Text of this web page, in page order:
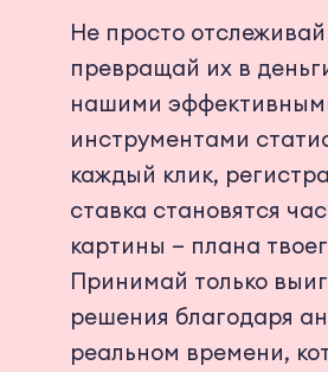
Не просто
превращай их в
нашими
инструментами
каждый клик,
ставка становятся
картины — плана
Принимай только
решения благодаря
реальном времени,